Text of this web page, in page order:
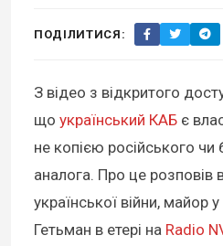
ПОДІЛИТИСЯ:
З відео з відкритого
що український КАБ є
не копією російського чи
аналога. Про це розповів
української війни, майор
Гетьман в етері на Radio